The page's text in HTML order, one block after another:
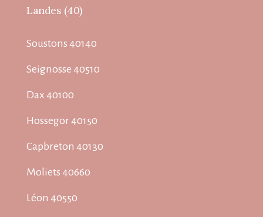
Landes (40)
Soustons 40140
Seignosse 40510
Dax 40100
Hossegor 40150
Capbreton 40130
Moliets 40660
Léon 40550